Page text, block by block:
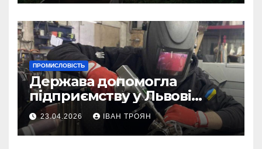
ПРОМИСЛОВІСТЬ
Держава допомогла
підприємству у Львові
відновити виробничі
потужності після атаки
російського БПЛА
23.04.2026 ІВАН ТРОЯН